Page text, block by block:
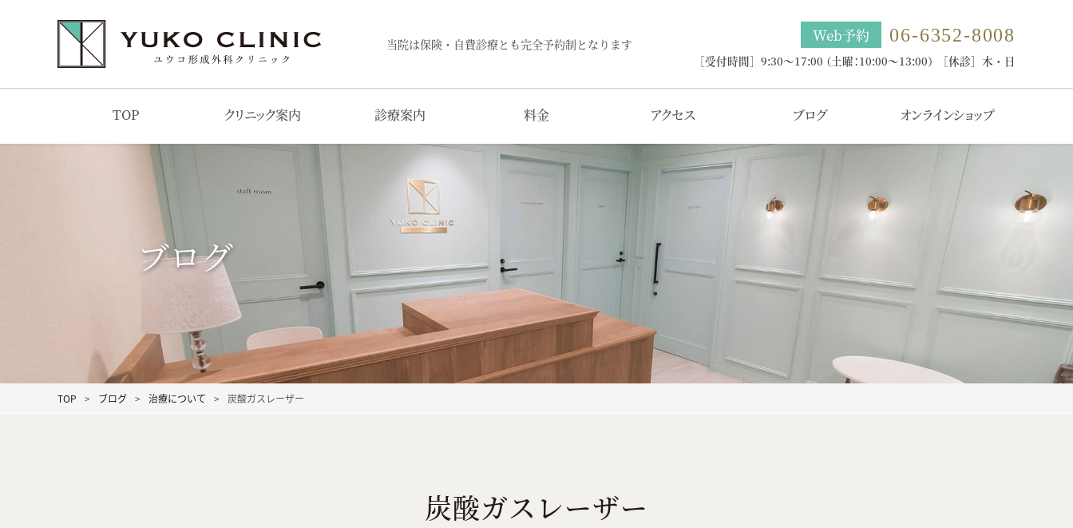
当院は保険・自費診療とも完全予約制となります Web予約 06-6352-8008
［受付時間］9:30～17:00 （土曜：10:00～13:00） ［休診］木・日
TOP クリニック案内 診療案内 料金 アクセス ブログ オンラインショップ
ブログ
TOP ブログ 治療について 炭酸ガスレーザー
炭酸ガスレーザー